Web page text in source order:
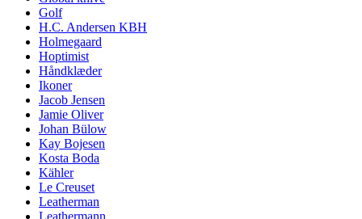
Golf
H.C. Andersen KBH
Holmegaard
Hoptimist
Håndklæder
Ikoner
Jacob Jensen
Jamie Oliver
Johan Bülow
Kay Bojesen
Kosta Boda
Kähler
Le Creuset
Leatherman
Leathermann